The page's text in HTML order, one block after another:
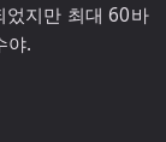
지만 최대 60바
야.